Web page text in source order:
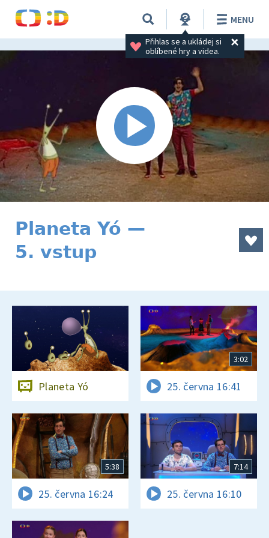
Přihlas se a ukládej si
oblíbené hry a videa.
MENU
Planeta Yó —
5. vstup
Planeta Yó
3:02
25. června 16:41
5:38
25. června 16:24
7:14
25. června 16:10